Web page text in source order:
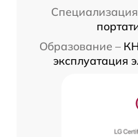
Образование –
эксплуатация